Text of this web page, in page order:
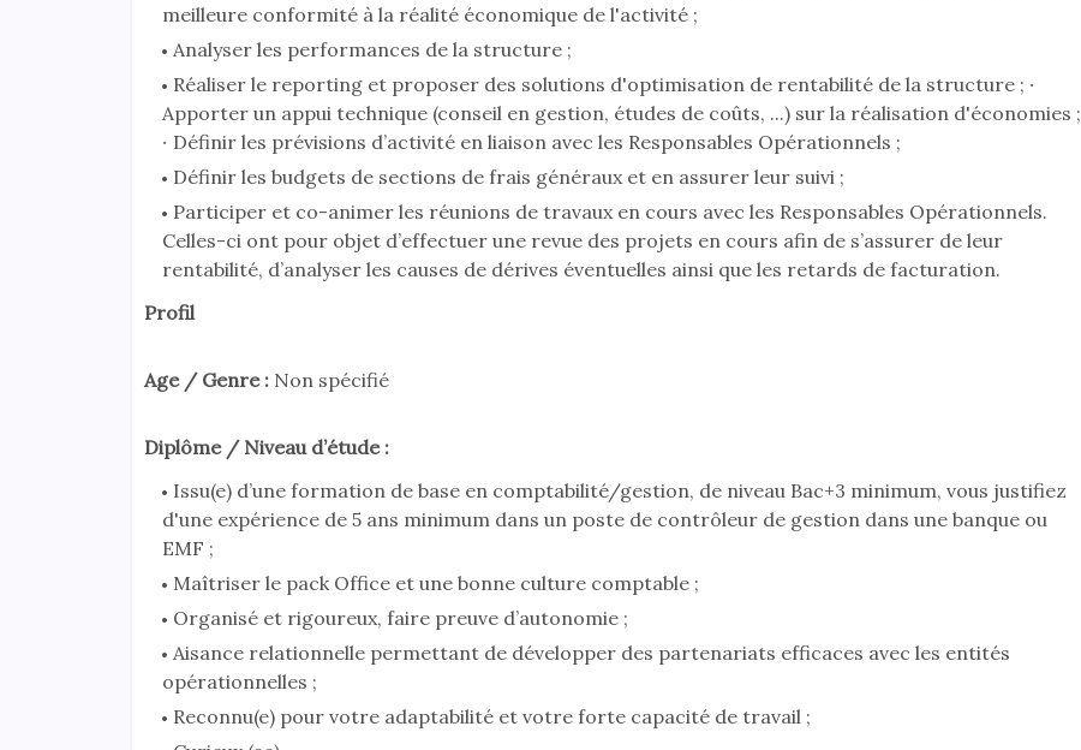
meilleure conformité à la réalité économique de l'activité ;
Analyser les performances de la structure ;
Réaliser le reporting et proposer des solutions d'optimisation de rentabilité de la structure ; ∙
Apporter un appui technique (conseil en gestion, études de coûts, ...) sur la réalisation d'économies ;
∙ Définir les prévisions d’activité en liaison avec les Responsables Opérationnels ;
Définir les budgets de sections de frais généraux et en assurer leur suivi ;
Participer et co-animer les réunions de travaux en cours avec les Responsables Opérationnels.
Celles-ci ont pour objet d’effectuer une revue des projets en cours afin de s’assurer de leur
rentabilité, d’analyser les causes de dérives éventuelles ainsi que les retards de facturation.
Profil
Age / Genre :Non spécifié
Diplôme / Niveau d’étude :
Issu(e) d’une formation de base en comptabilité/gestion, de niveau Bac+3 minimum, vous justifiez
d'une expérience de 5 ans minimum dans un poste de contrôleur de gestion dans une banque ou
EMF ;
Maîtriser le pack Office et une bonne culture comptable ;
Organisé et rigoureux, faire preuve d’autonomie ;
Aisance relationnelle permettant de développer des partenariats efficaces avec les entités
opérationnelles ;
Reconnu(e) pour votre adaptabilité et votre forte capacité de travail ;